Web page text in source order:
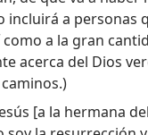
incluirá a personas
como a la gran
acerca del Dios
[a la hermana